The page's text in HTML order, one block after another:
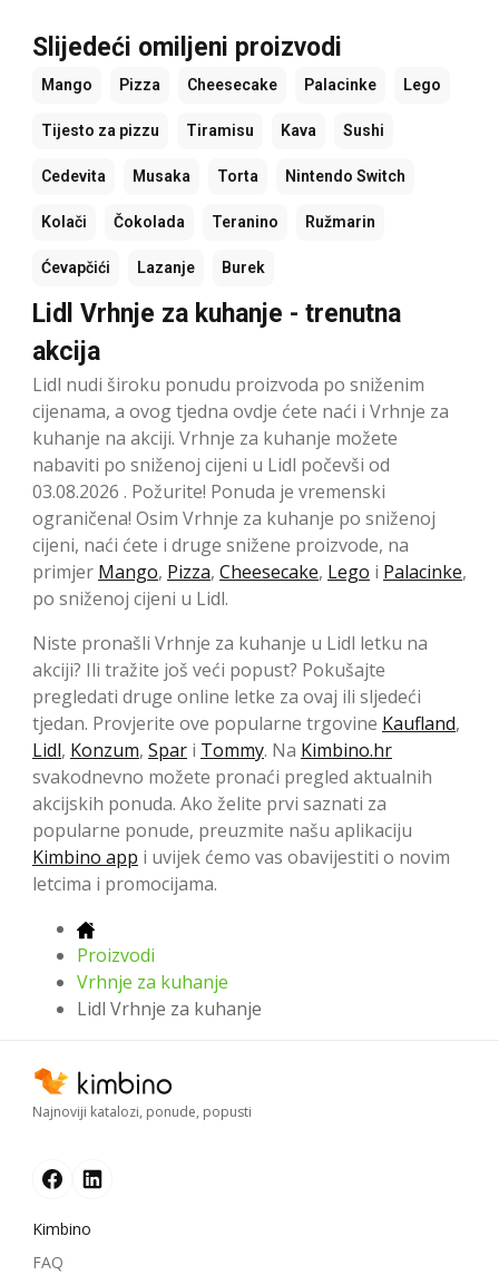
Slijedeći omiljeni proizvodi
Mango Pizza Cheesecake Palacinke Lego
Tijesto za pizzu Tiramisu Kava Sushi
Cedevita Musaka Torta Nintendo Switch
Kolači Čokolada Teranino Ružmarin
Ćevapčići Lazanje Burek
Lidl Vrhnje za kuhanje - trenutna
akcija
Lidl nudi široku ponudu proizvoda po sniženim
cijenama, a ovog tjedna ovdje ćete naći i Vrhnje za
kuhanje na akciji. Vrhnje za kuhanje možete
nabaviti po sniženoj cijeni u Lidl počevši od
03.08.2026 . Požurite! Ponuda je vremenski
ograničena! Osim Vrhnje za kuhanje po sniženoj
cijeni, naći ćete i druge snižene proizvode, na
primjer Mango, Pizza, Cheesecake, Lego i Palacinke,
po sniženoj cijeni u Lidl.
Niste pronašli Vrhnje za kuhanje u Lidl letku na
akciji? Ili tražite još veći popust? Pokušajte
pregledati druge online letke za ovaj ili sljedeći
tjedan. Provjerite ove popularne trgovine Kaufland,
Lidl, Konzum, Spar i Tommy. Na Kimbino.hr
svakodnevno možete pronaći pregled aktualnih
akcijskih ponuda. Ako želite prvi saznati za
popularne ponude, preuzmite našu aplikaciju
Kimbino app i uvijek ćemo vas obavijestiti o novim
letcima i promocijama.
Proizvodi
Vrhnje za kuhanje
Lidl Vrhnje za kuhanje
Najnoviji katalozi, ponude, popusti
Kimbino
FAQ